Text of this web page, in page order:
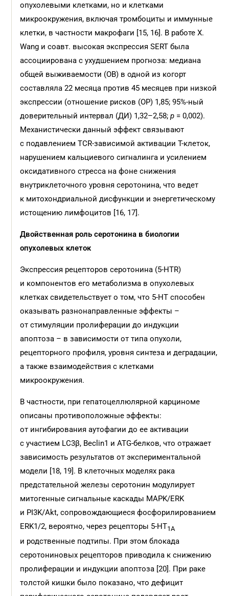
опухолевыми клетками, но и клетками
микроокружения, включая тромбоциты и иммунные
клетки, в частности макрофаги [15, 16]. В работе X.
Wang и соавт. высокая экспрессия SERT была
ассоциирована с ухудшением прогноза: медиана
общей выживаемости (ОВ) в одной из когорт
составляла 22 месяца против 45 месяцев при низкой
экспрессии (отношение рисков (ОР) 1,85; 95%-ный
доверительный интервал (ДИ) 1,32–2,58;p = 0,002).
Механистически данный эффект связывают
с подавлением TCR-зависимой активации Т-клеток,
нарушением кальциевого сигналинга и усилением
оксидативного стресса на фоне снижения
внутриклеточного уровня серотонина, что ведет
к митохондриальной дисфункции и энергетическому
истощению лимфоцитов [16, 17].
Двойственная роль серотонина в биологии
опухолевых клеток
Экспрессия рецепторов серотонина (5-HTR)
и компонентов его метаболизма в опухолевых
клетках свидетельствует о том, что 5-HT способен
оказывать разнонаправленные эффекты –
от стимуляции пролиферации до индукции
апоптоза – в зависимости от типа опухоли,
рецепторного профиля, уровня синтеза и деградации,
а также взаимодействия с клетками
микроокружения.
В частности, при гепатоцеллюлярной карциноме
описаны противоположные эффекты:
от ингибирования аутофагии до ее активации
с участием LC3β, Beclin1 и ATG-белков, что отражает
зависимость результатов от экспериментальной
модели [18, 19]. В клеточных моделях рака
предстательной железы серотонин модулирует
митогенные сигнальные каскады MAPK/ERK
и PI3K/Akt, сопровождающиеся фосфорилированием
ERK1/2, вероятно, через рецепторы 5-HT1A
и родственные подтипы. При этом блокада
серотониновых рецепторов приводила к снижению
пролиферации и индукции апоптоза [20]. При раке
толстой кишки было показано, что дефицит